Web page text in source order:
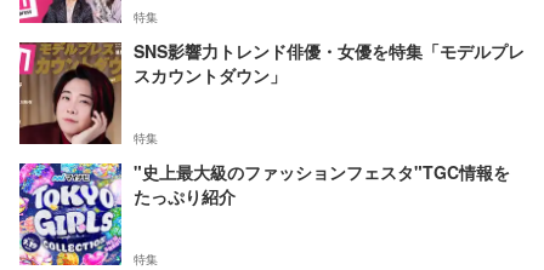
特集
SNS影響力トレンド俳優・女優を特集「モデルプレ
スカウントダウン」
特集
"史上最大級のファッションフェスタ"TGC情報を
たっぷり紹介
特集